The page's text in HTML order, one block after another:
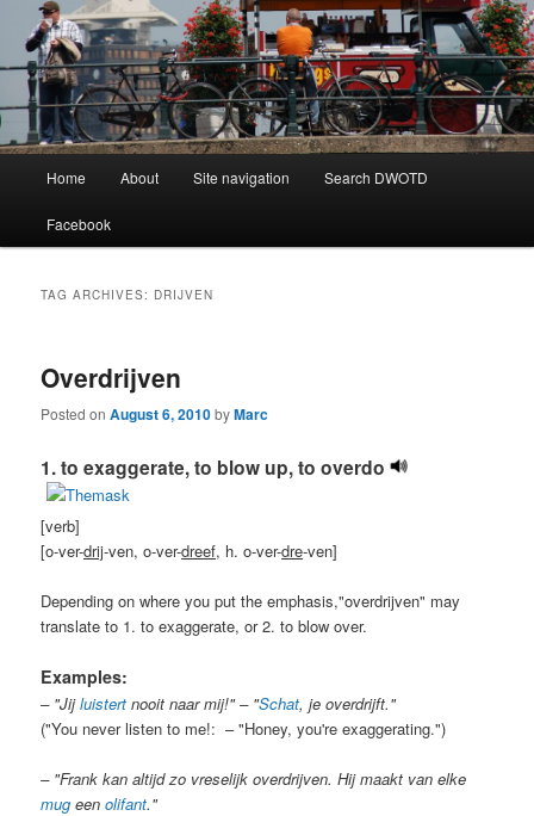
Dutch Word of the Day
Learning Dutch can be fun!
Skip
to
Skip
to
Home About Site navigation Search DWOTD
Facebook
TAG ARCHIVES: DRIJVEN
Overdrijven
Posted onAugust 6, 2010byMarc
1. to exaggerate, to blow up, to overdo
[verb]
[o-ver-drij-ven, o-ver-dreef, h. o-ver-dre-ven]
Depending on where you put the emphasis,"overdrijven" may
translate to 1. to exaggerate, or 2. to blow over.
Examples:
– "Jijluistert nooit naar mij!" – "Schat, je overdrijft."
("You never listen to me!: – "Honey, you're exaggerating.")
– "Frank kan altijd zo vreselijk overdrijven. Hij maakt van elke
mug eenolifant."